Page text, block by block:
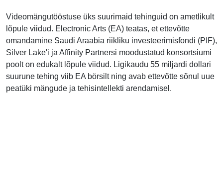
Videomängutööstuse üks suurimaid tehinguid on ametlikult
lõpule viidud. Electronic Arts (EA) teatas, et ettevõtte
omandamine Saudi Araabia riikliku investeerimisfondi (PIF),
Silver Lake'i ja Affinity Partnersi moodustatud konsortsiumi
poolt on edukalt lõpule viidud. Ligikaudu 55 miljardi dollari
suurune tehing viib EA börsilt ning avab ettevõtte sõnul uue
peatüki mängude ja tehisintellekti arendamisel.